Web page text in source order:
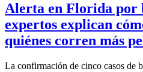
Alerta en Florida por
expertos explican
quiénes corren más
La confirmación de cinco casos de